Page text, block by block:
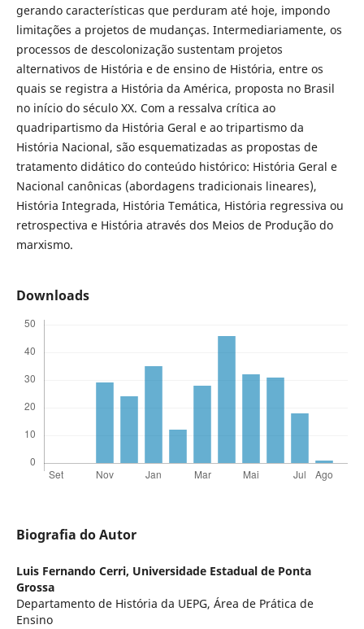
gerando características que perduram até hoje, impondo
limitações a projetos de mudanças. Intermediariamente, os
processos de descolonização sustentam projetos
alternativos de História e de ensino de História, entre os
quais se registra a História da América, proposta no Brasil
no início do século XX. Com a ressalva crítica ao
quadripartismo da História Geral e ao tripartismo da
História Nacional, são esquematizadas as propostas de
tratamento didático do conteúdo histórico: História Geral e
Nacional canônicas (abordagens tradicionais lineares),
História Integrada, História Temática, História regressiva ou
retrospectiva e História através dos Meios de Produção do
marxismo.
Downloads
Biografia do Autor
Luis Fernando Cerri, Universidade Estadual de Ponta
Grossa
Departamento de História da UEPG, Área de Prática de
Ensino